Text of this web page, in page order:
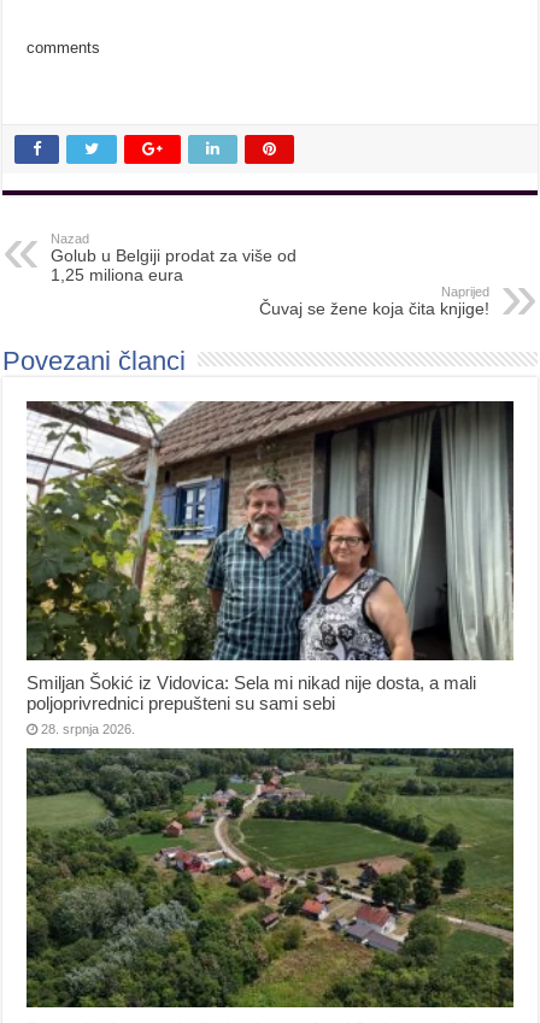
comments
Nazad
Golub u Belgiji prodat za više od
1,25 miliona eura
Naprijed
Čuvaj se žene koja čita knjige!
Povezani članci
Smiljan Šokić iz Vidovica: Sela mi nikad nije dosta, a mali
poljoprivrednici prepušteni su sami sebi
28. srpnja 2026.